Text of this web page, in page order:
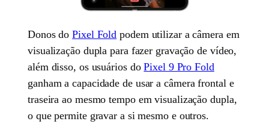
Donos doPixel Fold podem utilizar a câmera em
visualização dupla para fazer gravação de vídeo,
além disso, os usuários doPixel 9 Pro Fold
ganham a capacidade de usar a câmera frontal e
traseira ao mesmo tempo em visualização dupla,
o que permite gravar a si mesmo e outros.